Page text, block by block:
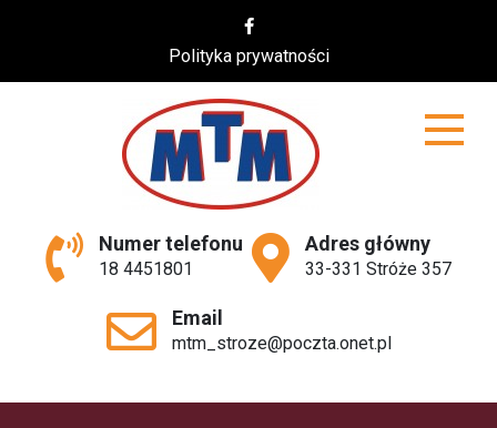
Polityka prywatności
MTM
Numer telefonu
18 4451801
Adres główny
33-331 Stróże 357
Email
mtm_stroze@poczta.onet.pl